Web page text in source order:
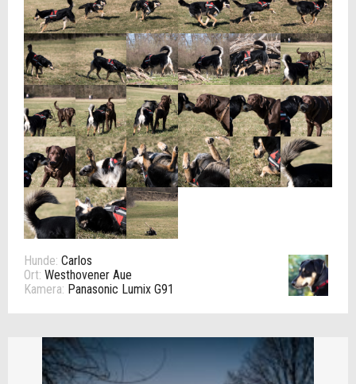
Hunde: Carlos
Ort: Westhovener Aue
Kamera: Panasonic Lumix G91